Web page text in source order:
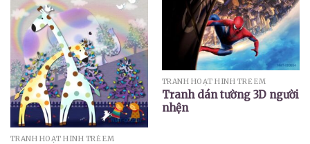
TRANH HOẠT HÌNH TRẺ EM
TRANH HOẠT HÌNH TRẺ EM
Tranh dán tường 3D người
nhện